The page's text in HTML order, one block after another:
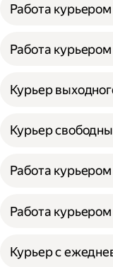
Работа
Работа
Курьер
Курьер
Работа
Работа
Курьер с